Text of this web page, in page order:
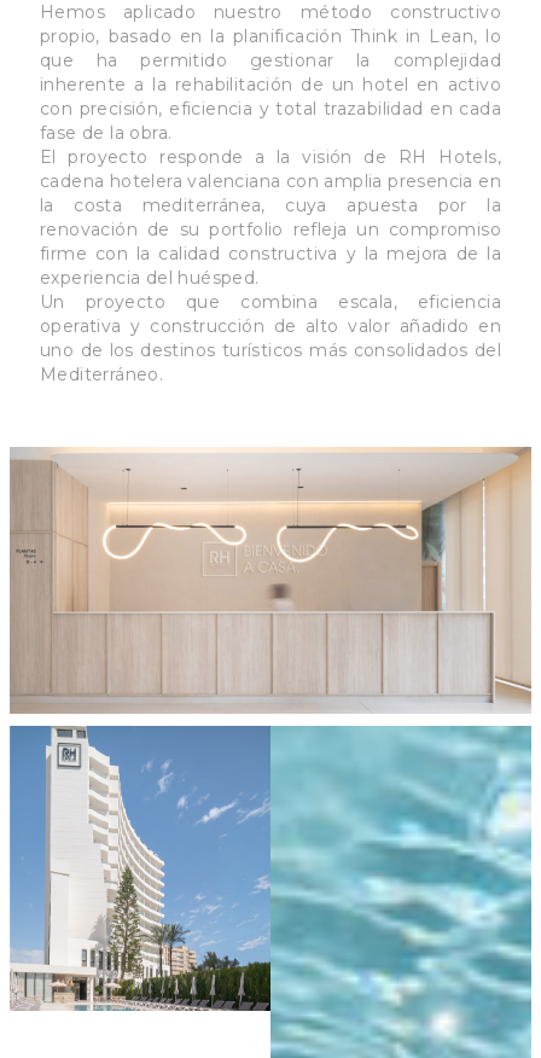
Hemos aplicado nuestro método constructivo
propio, basado en la planificación Think in Lean, lo
que ha permitido gestionar la complejidad
inherente a la rehabilitación de un hotel en activo
con precisión, eficiencia y total trazabilidad en cada
fase de la obra.
El proyecto responde a la visión de RH Hotels,
cadena hotelera valenciana con amplia presencia en
la costa mediterránea, cuya apuesta por la
renovación de su portfolio refleja un compromiso
firme con la calidad constructiva y la mejora de la
experiencia del huésped.
Un proyecto que combina escala, eficiencia
operativa y construcción de alto valor añadido en
uno de los destinos turísticos más consolidados del
Mediterráneo.